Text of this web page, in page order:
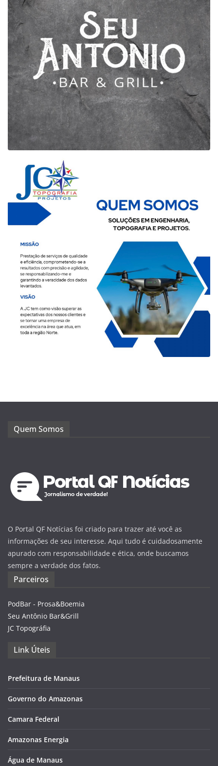
Quem Somos
O Portal QF Notícias foi criado para trazer até você as
informações de seu interesse. Aqui tudo é cuidadosamente
apurado com responsabilidade e ética, onde buscamos
sempre a verdade dos fatos.
Parceiros
PodBar - Prosa&Boemia
Seu Antônio Bar&Grill
JC Topográfia
Link Úteis
Prefeitura de Manaus
Governo do Amazonas
Camara Federal
Amazonas Energia
Água de Manaus